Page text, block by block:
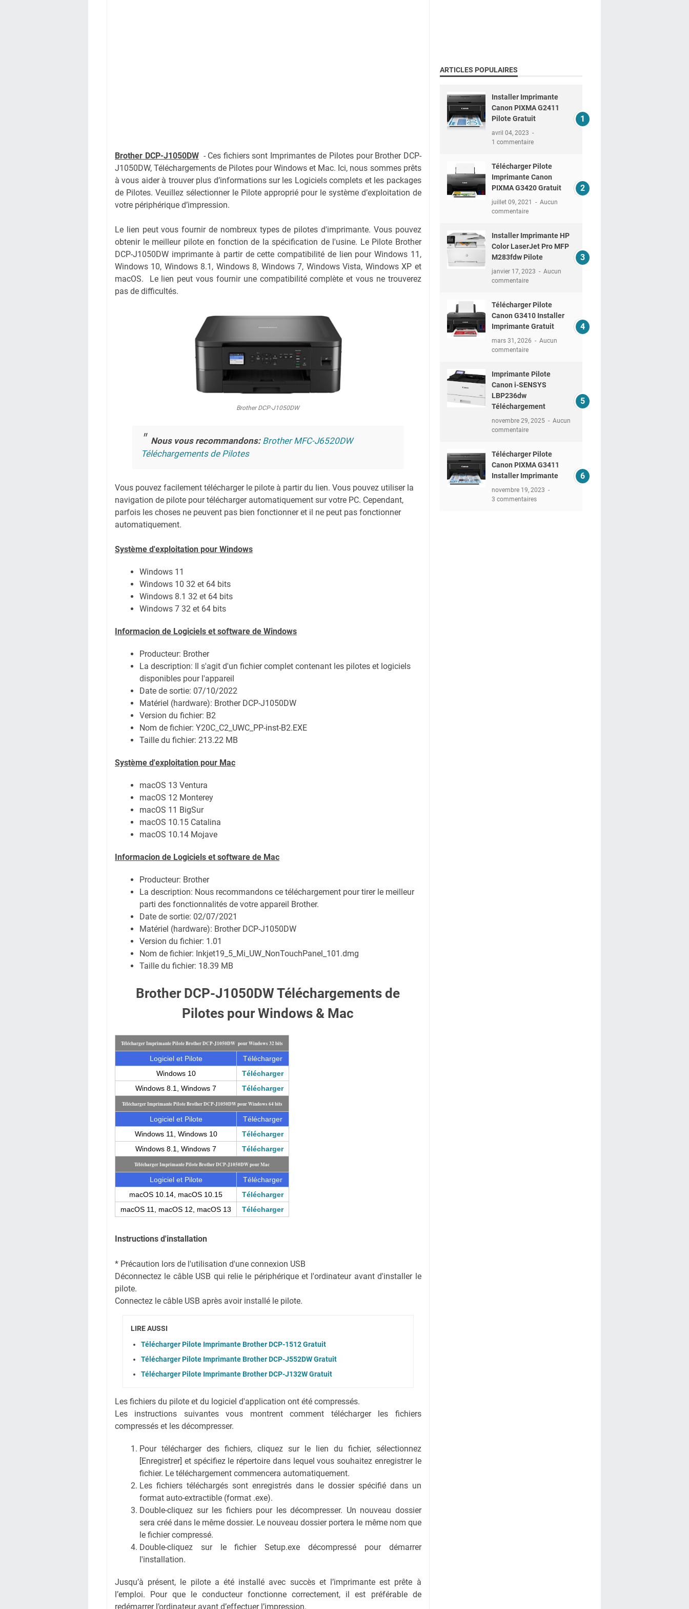
Brother DCP-J1050DW - Ces fichiers sont Imprimantes de Pilotes pour Brother DCP-
J1050DW, Téléchargements de Pilotes pour Windows et Mac. Ici, nous sommes prêts
à vous aider à trouver plus d’informations sur les Logiciels complets et les packages
de Pilotes. Veuillez sélectionner le Pilote approprié pour le système d’exploitation de
votre périphérique d’impression.
Le lien peut vous fournir de nombreux types de pilotes d'imprimante. Vous pouvez
obtenir le meilleur pilote en fonction de la spécification de l'usine. Le Pilote Brother
DCP-J1050DW imprimante à partir de cette compatibilité de lien pour Windows 11,
Windows 10, Windows 8.1, Windows 8, Windows 7, Windows Vista, Windows XP et
macOS. Le lien peut vous fournir une compatibilité complète et vous ne trouverez
pas de difficultés.
Brother DCP-J1050DW
Nous vous recommandons: Brother MFC-J6520DW
Téléchargements de Pilotes
Vous pouvez facilement télécharger le pilote à partir du lien. Vous pouvez utiliser la
navigation de pilote pour télécharger automatiquement sur votre PC. Cependant,
parfois les choses ne peuvent pas bien fonctionner et il ne peut pas fonctionner
automatiquement.
Système d'exploitation pour Windows
Windows 11
Windows 10 32 et 64 bits
Windows 8.1 32 et 64 bits
Windows 7 32 et 64 bits
Informacion de Logiciels et software de Windows
Producteur: Brother
La description: Il s'agit d'un fichier complet contenant les pilotes et logiciels
disponibles pour l'appareil
Date de sortie: 07/10/2022
Matériel (hardware): Brother DCP-J1050DW
Version du fichier: B2
Nom de fichier: Y20C_C2_UWC_PP-inst-B2.EXE
Taille du fichier: 213.22 MB
Système d'exploitation pour Mac
macOS 13 Ventura
macOS 12 Monterey
macOS 11 BigSur
macOS 10.15 Catalina
macOS 10.14 Mojave
Informacion de Logiciels et software de Mac
Producteur: Brother
La description: Nous recommandons ce téléchargement pour tirer le meilleur
parti des fonctionnalités de votre appareil Brother.
Date de sortie: 02/07/2021
Matériel (hardware): Brother DCP-J1050DW
Version du fichier: 1.01
Nom de fichier: Inkjet19_5_Mi_UW_NonTouchPanel_101.dmg
Taille du fichier: 18.39 MB
Brother DCP-J1050DW Téléchargements de
Pilotes pour Windows & Mac
Télécharger Imprimante Pilote Brother DCP-J1050DW pour Windows 32 bits
Logiciel et Pilote
Télécharger
Windows 10
Télécharger
Windows 8.1, Windows 7
Télécharger
Télécharger Imprimante Pilote Brother DCP-J1050DW pour Windows 64 bits
Logiciel et Pilote
Télécharger
Windows 11, Windows 10
Télécharger
Windows 8.1, Windows 7
Télécharger
Télécharger Imprimante Pilote Brother DCP-J1050DW pour Mac
Logiciel et Pilote
Télécharger
macOS 10.14, macOS 10.15
Télécharger
macOS 11, macOS 12, macOS 13
Télécharger
Instructions d'installation
* Précaution lors de l'utilisation d'une connexion USB
Déconnectez le câble USB qui relie le périphérique et l'ordinateur avant d'installer le
pilote.
Connectez le câble USB après avoir installé le pilote.
LIRE AUSSI
Télécharger Pilote Imprimante Brother DCP-1512 Gratuit
Télécharger Pilote Imprimante Brother DCP-J552DW Gratuit
Télécharger Pilote Imprimante Brother DCP-J132W Gratuit
Les fichiers du pilote et du logiciel d'application ont été compressés.
Les instructions suivantes vous montrent comment télécharger les fichiers
compressés et les décompresser.
Pour télécharger des fichiers, cliquez sur le lien du fichier, sélectionnez
[Enregistrer] et spécifiez le répertoire dans lequel vous souhaitez enregistrer le
fichier. Le téléchargement commencera automatiquement.
Les fichiers téléchargés sont enregistrés dans le dossier spécifié dans un
format auto-extractible (format .exe).
Double-cliquez sur les fichiers pour les décompresser. Un nouveau dossier
sera créé dans le même dossier. Le nouveau dossier portera le même nom que
le fichier compressé.
Double-cliquez sur le fichier Setup.exe décompressé pour démarrer
l'installation.
Jusqu’à présent, le pilote a été installé avec succès et l’imprimante est prête à
l’emploi. Pour que le conducteur fonctionne correctement, il est préférable de
redémarrer l’ordinateur avant d’effectuer l’impression.
ARTICLES POPULAIRES
Installer Imprimante
Canon PIXMA G2411
Pilote Gratuit
avril 04, 2023
1 commentaire
Télécharger Pilote
Imprimante Canon
PIXMA G3420 Gratuit
juillet 09, 2021
Aucun
commentaire
Installer Imprimante HP
Color LaserJet Pro MFP
M283fdw Pilote
janvier 17, 2023
Aucun
commentaire
Télécharger Pilote
Canon G3410 Installer
Imprimante Gratuit
mars 31, 2026
Aucun
commentaire
Imprimante Pilote
Canon i-SENSYS
LBP236dw
Téléchargement
novembre 29, 2025
Aucun
commentaire
Télécharger Pilote
Canon PIXMA G3411
Installer Imprimante
novembre 19, 2023
3 commentaires